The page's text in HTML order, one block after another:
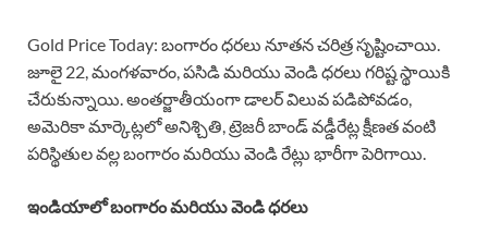
Gold Price Today: బంగారం ధరలు నూతన చరిత్ర సృష్టించాయి.
జూలై 22, మంగళవారం, పసిడి మరియు వెండి ధరలు గరిష్ట స్థాయికి
చేరుకున్నాయి. అంతర్జాతీయంగా డాలర్ విలువ పడిపోవడం,
అమెరికా మార్కెట్లలో అనిశ్చితి, ట్రెజరీ బాండ్ వడ్డీరేట్ల క్షీణత వంటి
పరిస్థితుల వల్ల బంగారం మరియు వెండి రేట్లు భారీగా పెరిగాయి.
ఇండియాలో బంగారం మరియు వెండి ధరలు